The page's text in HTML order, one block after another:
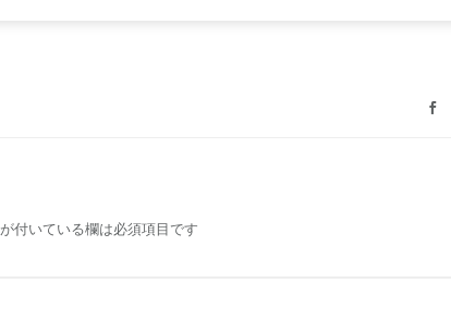
が付いている欄は必須項目です